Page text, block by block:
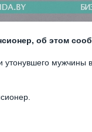
об этом
мужчины